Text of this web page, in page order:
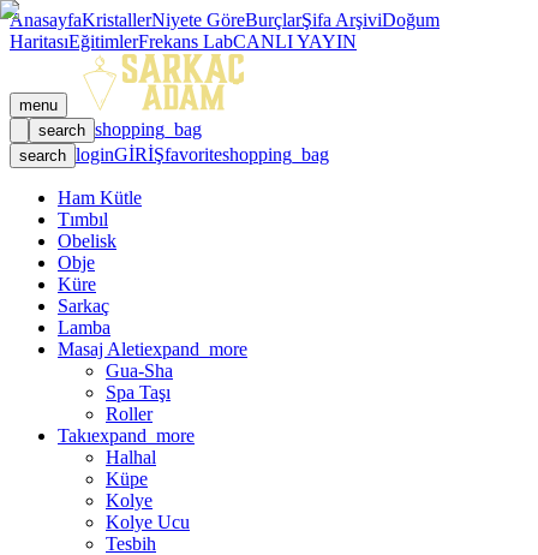
AnasayfaKristallerNiyete GöreBurçlarŞifa ArşiviDoğum
HaritasıEğitimlerFrekans LabCANLI YAYIN
menu
search shopping_bag
search loginGİRİŞfavoriteshopping_bag
Ham Kütle
Tımbıl
Obelisk
Obje
Küre
Sarkaç
Lamba
Masaj Aletiexpand_more
Gua-Sha
Spa Taşı
Roller
Takıexpand_more
Halhal
Küpe
Kolye
Kolye Ucu
Tesbih